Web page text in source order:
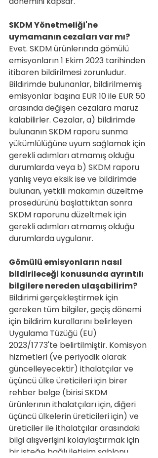
SKDM Yönetmeliği'ne
uymamanın cezaları var mı?
Evet. SKDM ürünlerında gömülü
emisyonların 1 Ekim 2023 tarihinden
itibaren bildirilmesi zorunludur.
Bildirimde bulunanlar, bildirilmemiş
emisyonlar başına EUR 10 ile EUR 50
arasında değişen cezalara maruz
kalabilirler. Cezalar, a) bildirimde
bulunanın SKDM raporu sunma
yükümlülüğüne uyum sağlamak için
gerekli adımları atmamış olduğu
durumlarda veya b) SKDM raporu
yanlış veya eksik ise ve bildirimde
bulunan, yetkili makamın düzeltme
prosedürünü başlattıktan sonra
SKDM raporunu düzeltmek için
gerekli adımları atmamış olduğu
durumlarda uygulanır.
Gömülü emisyonların nasıl
bildirileceği konusunda ayrıntılı
bilgilere nereden ulaşabilirim?
Bildirimi gerçekleştirmek için
gereken tüm bilgiler, geçiş dönemi
için bildirim kurallarını belirleyen
Uygulama Tüzüğü (EU)
2023/1773'te belirtilmiştir. Komisyon
hizmetleri (ve periyodik olarak
güncelleyecektir) ithalatçılar ve
üçüncü ülke üreticileri için birer
rehber belge (birisi SKDM
ürünlerının ithalatçıları için, diğeri
üçüncü ülkelerin üreticileri için) ve
üreticiler ile ithalatçılar arasındaki
bilgi alışverişini kolaylaştırmak için
bir isteğe bağlı iletişim şablonu